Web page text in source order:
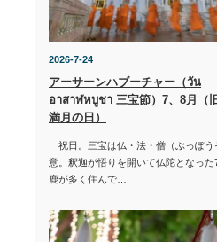
2026-7-24
アーサーンハブーチャー（วัน
อาสาฬหบูชา 三宝節）7、8月（
満月の日）
祝日。三宝は仏・法・僧（ぶっぽう
意。釈迦が悟りを開いて仏陀となった
鹿が多く住んで…